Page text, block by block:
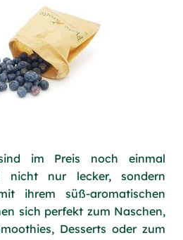
im Preis noch einmal
nicht nur lecker, sondern
ihrem süß-aromatischen
sich perfekt zum Naschen,
Desserts oder zum